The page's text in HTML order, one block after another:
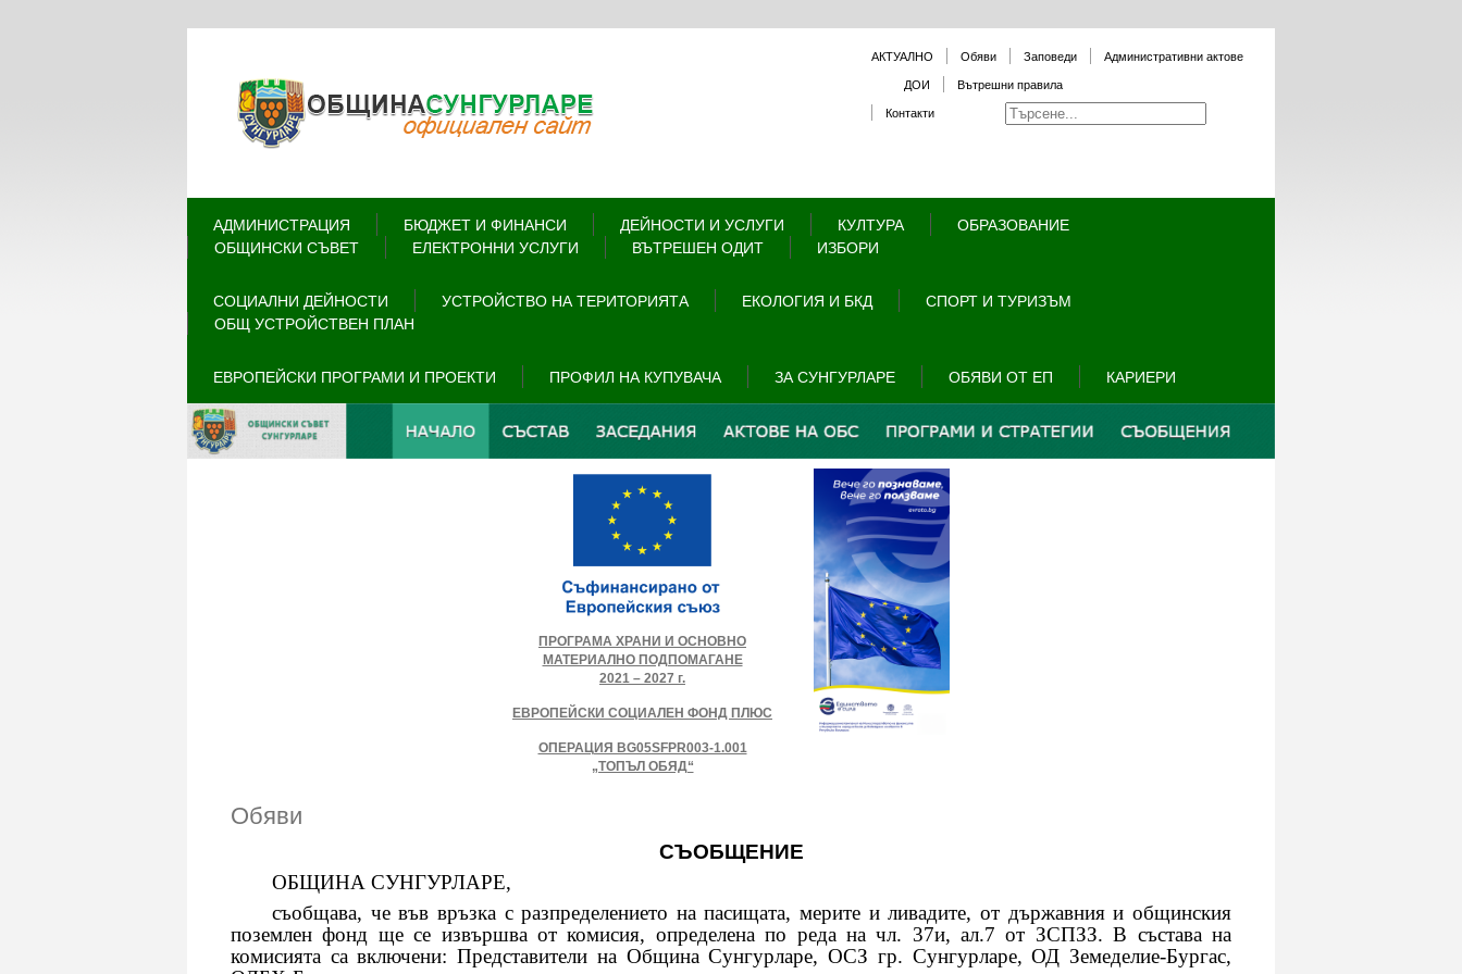
АКТУАЛНО Обяви Заповеди
Административни актове
ДОИ
Вътрешни правила
Контакти
АДМИНИСТРАЦИЯ БЮДЖЕТ И ФИНАНСИ ДЕЙНОСТИ И УСЛУГИ КУЛТУРА
ОБРАЗОВАНИЕ
ОБЩИНСКИ СЪВЕТ
ЕЛЕКТРОННИ УСЛУГИ ВЪТРЕШЕН ОДИТ ИЗБОРИ
СОЦИАЛНИ ДЕЙНОСТИ УСТРОЙСТВО НА ТЕРИТОРИЯТА ЕКОЛОГИЯ И БКД
СПОРТ И ТУРИЗЪМ
ОБЩ УСТРОЙСТВЕН ПЛАН
ЕВРОПЕЙСКИ ПРОГРАМИ И ПРОЕКТИ ПРОФИЛ НА КУПУВАЧА ЗА СУНГУРЛАРЕ ОБЯВИ ОТ ЕП КАРИЕРИ
ПРОГРАМА ХРАНИ И ОСНОВНО
МАТЕРИАЛНО ПОДПОМАГАНЕ
2021 – 2027 г.
ЕВРОПЕЙСКИ СОЦИАЛЕН ФОНД ПЛЮС
ОПЕРАЦИЯ BG05SFPR003-1.001
„ТОПЪЛ ОБЯД“
Обяви
СЪОБЩЕНИЕ
ОБЩИНА СУНГУРЛАРЕ,
съобщава, че във връзка с разпределението на пасищата, мерите и ливадите, от държавния и общинския
поземлен фонд ще се извършва от комисия, определена по реда на чл. 37и, ал.7 от ЗСПЗЗ. В състава на
комисията са включени: Представители на Община Сунгурларе, ОСЗ гр. Сунгурларе, ОД Земеделие-Бургас,